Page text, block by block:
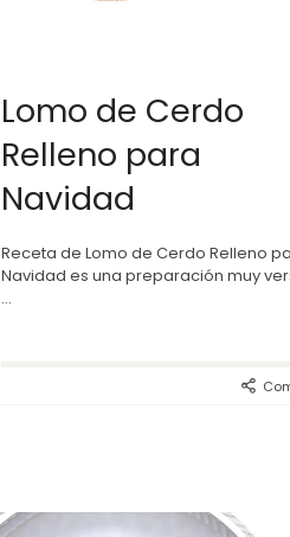
Lomo de Cerdo
Relleno para
Navidad
Receta de Lomo de Cerdo Relleno
Navidad es una preparación muy
...